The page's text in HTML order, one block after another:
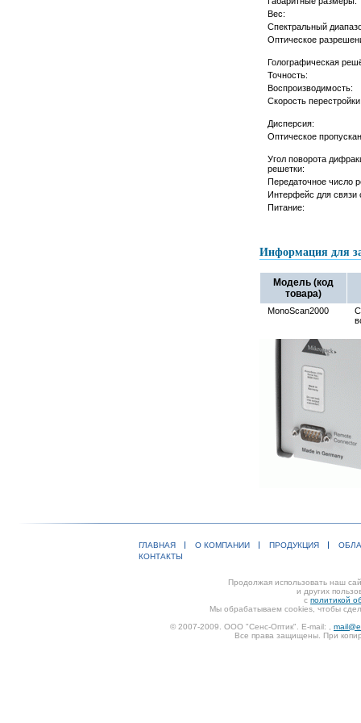
Вес:
Спектральный
Оптическое
Голографическая
Точность:
Воспроизводимость:
Скорость
Дисперсия:
Оптическое
Угол поворота
решетки:
Передаточное число
Интерфейс для связи
Питание:
Информация для
Модель (код
товара)
MonoScan2000
ГЛАВНАЯ О КОМПАНИИ ПРОДУКЦИЯ
КОНТАКТЫ
Продолжая использовать наш
и других
с политикой
Мы обрабатываем cookies, чтобы
© 2007-2009. ООО "Сенс-Оптик". E-mail:
Все права защищены. При